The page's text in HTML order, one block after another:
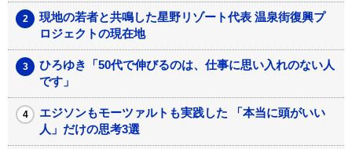
現地の若者と共鳴した星野リゾート代表 温泉街復興プ
ロジェクトの現在地
ひろゆき「50代で伸びるのは、仕事に思い入れのない人
です」
エジソンもモーツァルトも実践した 「本当に頭がいい
人」だけの思考3選